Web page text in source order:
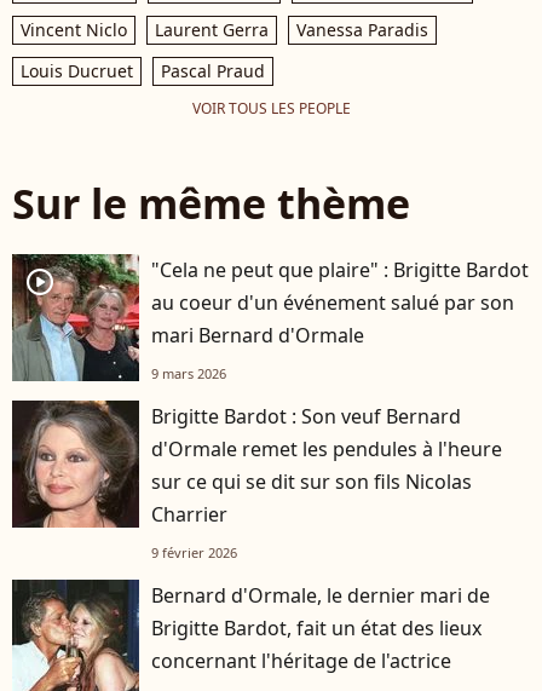
Vincent Niclo
Laurent Gerra
Vanessa Paradis
Louis Ducruet
Pascal Praud
VOIR TOUS LES PEOPLE
Sur le même thème
player2
"Cela ne peut que plaire" : Brigitte Bardot
au coeur d'un événement salué par son
mari Bernard d'Ormale
9 mars 2026
Brigitte Bardot : Son veuf Bernard
d'Ormale remet les pendules à l'heure
sur ce qui se dit sur son fils Nicolas
Charrier
9 février 2026
Bernard d'Ormale, le dernier mari de
Brigitte Bardot, fait un état des lieux
concernant l'héritage de l'actrice